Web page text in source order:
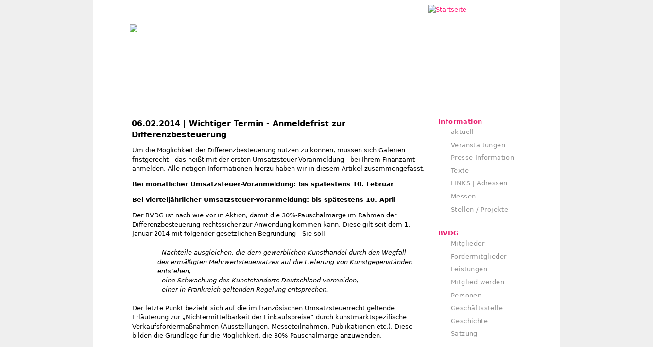
06.02.2014 | Wichtiger Termin - Anmeldefrist zur
Differenzbesteuerung
Um die Möglichkeit der Differenzbesteuerung nutzen zu können, müssen sich Galerien
fristgerecht - das heißt mit der ersten Umsatzsteuer-Voranmeldung - bei Ihrem Finanzamt
anmelden. Alle nötigen Informationen hierzu haben wir in diesem Artikel zusammengefasst.
Bei monatlicher Umsatzsteuer-Voranmeldung: bis spätestens 10. Februar
Bei vierteljährlicher Umsatzsteuer-Voranmeldung: bis spätestens 10. April
Der BVDG ist nach wie vor in Aktion, damit die 30%-Pauschalmarge im Rahmen der
Differenzbesteuerung rechtssicher zur Anwendung kommen kann. Diese gilt seit dem 1.
Januar 2014 mit folgender gesetzlichen Begründung - Sie soll
- Nachteile ausgleichen, die dem gewerblichen Kunsthandel durch den Wegfall
des ermäßigten Mehrwertsteuersatzes auf die Lieferung von Kunstgegenständen
entstehen,
- eine Schwächung des Kunststandorts Deutschland vermeiden,
- einer in Frankreich geltenden Regelung entsprechen.
Der letzte Punkt bezieht sich auf die im französischen Umsatzsteuerrecht geltende
Erläuterung zur „Nichtermittelbarkeit der Einkaufspreise“ durch kunstmarktspezifische
Verkaufsfördermaßnahmen (Ausstellungen, Messeteilnahmen, Publikationen etc.). Diese
bilden die Grundlage für die Möglichkeit, die 30%-Pauschalmarge anzuwenden.
Information
aktuell
Veranstaltungen
Presse Information
Texte
LINKS | Adressen
Messen
Stellen / Projekte
BVDG
Mitglieder
Fördermitglieder
Leistungen
Mitglied werden
Personen
Geschäftsstelle
Geschichte
Satzung